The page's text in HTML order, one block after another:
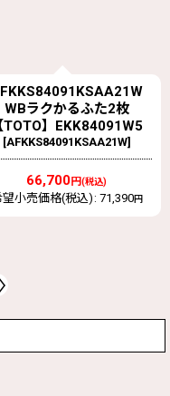
図
【
】 WBラクかるふた2
枚 旧
2W7⇒
AFKKS84092KSAA21W